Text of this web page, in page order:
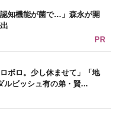
認知機能が菌で…」森永が開
PR
ボロ。少し休ませて」「地
ビッシュ有の弟・賢...